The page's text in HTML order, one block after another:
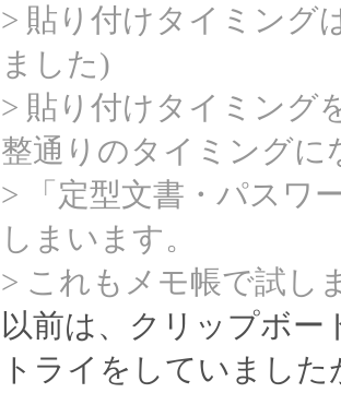
> 貼り付けタイミング
ました)
> 貼り付けタイミング
整通りのタイミングに
> 「定型文書・パスワ
しまいます。
> これもメモ帳で試し
以前は、クリップボ
トライをしていまし